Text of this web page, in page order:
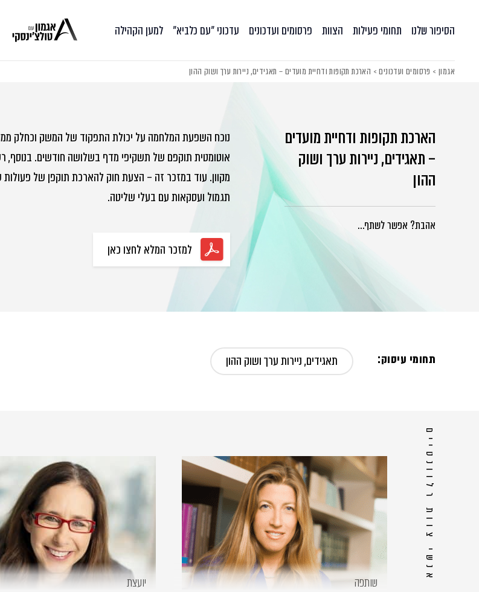
הסיפור שלנו תחומי פעילות הצוות פרסומים ועדכונים עדכוני ״עם כלביא״ למען הקהילה
אגמון > פרסומים ועדכונים> הארכת תקופות ודחיית מועדים – תאגידים, ניירות ערך ושוק ההון
הארכת תקופות ודחיית מועדים
– תאגידים, ניירות ערך ושוק
ההון
אהבת? אפשר לשתף…
נוכח השפעת המלחמה על יכולת התפקוד של המשק וכחלק
אוטומטית תוקפם של תשקיפי מדף בשלושה חודשים. בנוסף,
מקוון. עוד במזכר זה – הצעת חוק להארכת תוקפן של פעולות
תגמול ועסקאות עם בעלי שליטה.
למזכר המלא לחצו כאן
תחומי עיסוק: תאגידים, ניירות ערך ושוק ההון
אנשי צוות רלוונטיים
שותפה יועצת